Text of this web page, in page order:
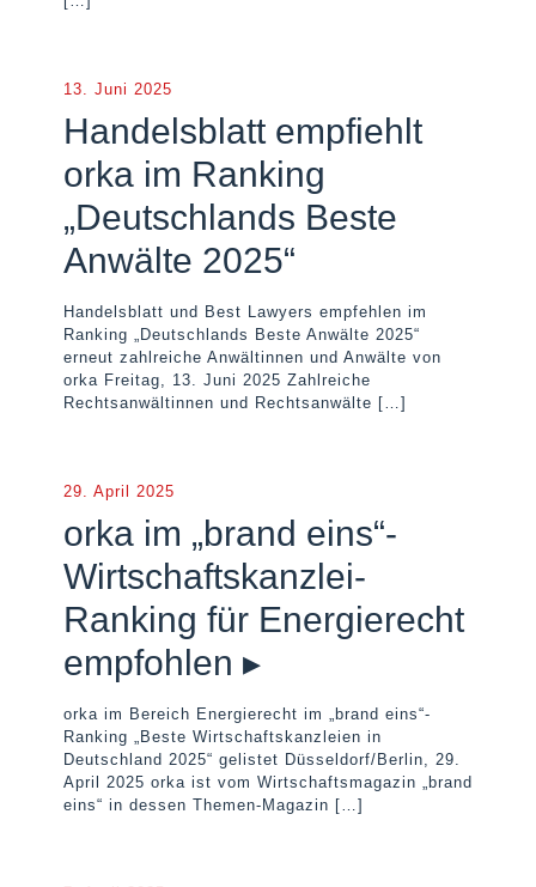
13. Juni 2025
Handelsblatt empfiehlt
orka im Ranking
„Deutschlands Beste
Anwälte 2025“
Handelsblatt und Best Lawyers empfehlen im
Ranking „Deutschlands Beste Anwälte 2025“
erneut zahlreiche Anwältinnen und Anwälte von
orka Freitag, 13. Juni 2025 Zahlreiche
Rechtsanwältinnen und Rechtsanwälte […]
29. April 2025
orka im „brand eins“-
Wirtschaftskanzlei-
Ranking für Energierecht
empfohlen ▸
orka im Bereich Energierecht im „brand eins“-
Ranking „Beste Wirtschaftskanzleien in
Deutschland 2025“ gelistet Düsseldorf/Berlin, 29.
April 2025 orka ist vom Wirtschaftsmagazin „brand
eins“ in dessen Themen-Magazin […]